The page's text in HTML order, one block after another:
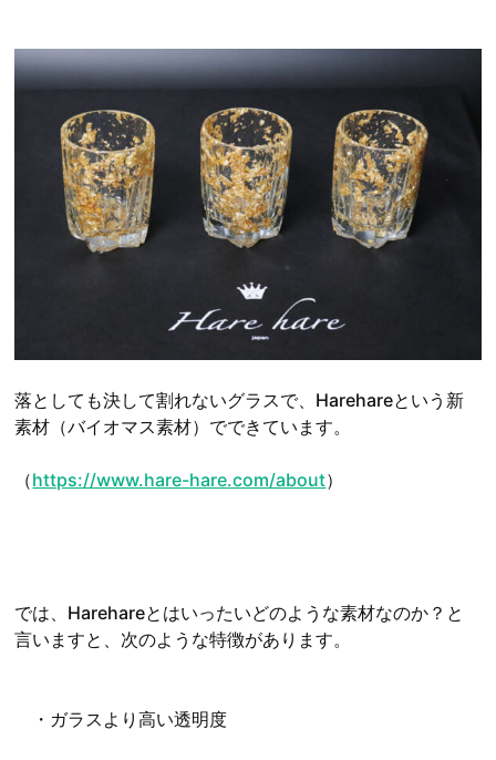
落としても決して割れないグラスで、Harehareという新
素材（バイオマス素材）でできています。
（https://www.hare-hare.com/about）
では、Harehareとはいったいどのような素材なのか？と
言いますと、次のような特徴があります。
・ガラスより高い透明度